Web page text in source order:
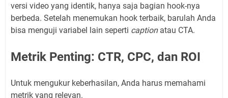
versi video yang identik, hanya saja bagian hook-nya
berbeda. Setelah menemukan hook terbaik, barulah Anda
bisa menguji variabel lain seperti captionatau CTA.
Metrik Penting: CTR, CPC, dan ROI
Untuk mengukur keberhasilan, Anda harus memahami
metrik yang relevan.